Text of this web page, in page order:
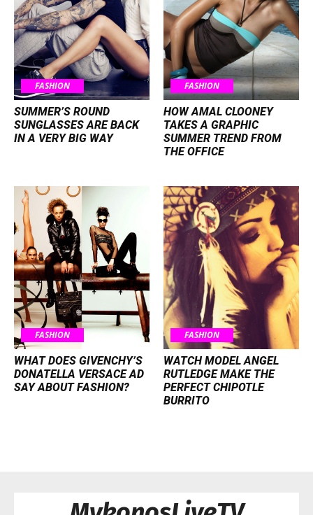
FASHION
SUMMER’S ROUND
SUNGLASSES ARE BACK
IN A VERY BIG WAY
FASHION
HOW AMAL CLOONEY
TAKES A GRAPHIC
SUMMER TREND FROM
THE OFFICE
FASHION
WHAT DOES GIVENCHY’S
DONATELLA VERSACE AD
SAY ABOUT FASHION?
FASHION
WATCH MODEL ANGEL
RUTLEDGE MAKE THE
PERFECT CHIPOTLE
BURRITO